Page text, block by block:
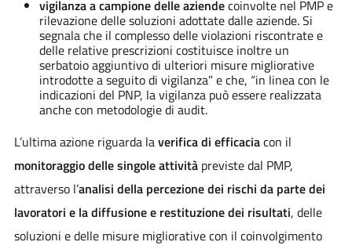
vigilanza a campione delle aziendecoinvolte nel PMP e
rilevazione delle soluzioni adottate dalle aziende. Si
segnala che il complesso delle violazioni riscontrate e
delle relative prescrizioni costituisce inoltre un
serbatoio aggiuntivo di ulteriori misure migliorative
introdotte a seguito di vigilanza” e che, “in linea con le
indicazioni del PNP, la vigilanza può essere realizzata
anche con metodologie di audit.
L’ultima azione riguarda laverifica di efficaciacon il
monitoraggio delle singole attivitàpreviste dal PMP,
attraverso l’analisi della percezione dei rischi da parte dei
lavoratori e la diffusione e restituzione dei risultati, delle
soluzioni e delle misure migliorative con il coinvolgimento